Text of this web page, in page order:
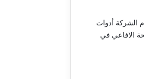
الشركة أدوات
الافاعي في